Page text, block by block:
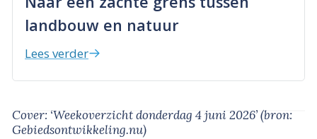
landbouw en natuur
Lees verder
Cover: ‘Weekoverzicht donderdag 4 juni 2026’(bron:
Gebiedsontwikkeling.nu)